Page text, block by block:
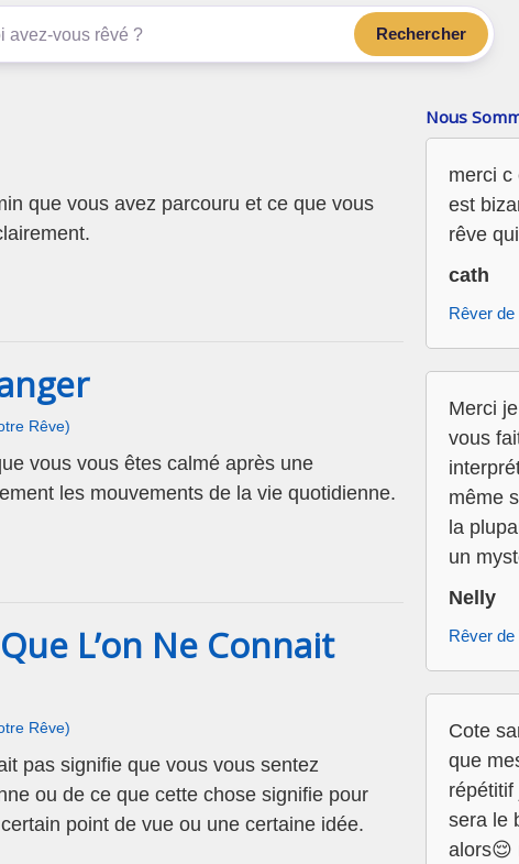
Rechercher
que vous avez parcouru et ce que vous
Rêve)
vous vous êtes calmé après une
les mouvements de la vie quotidienne.
L’on Ne Connait
Rêve)
pas signifie que vous vous sentez
ou de ce que cette chose signifie pour
point de vue ou une certaine idée.
Nous
merci c
est
rêve
cath
Rêver de
Merci
vous
même
la
un
Nelly
Rêver de
Cote
que
répétitif
sera le
alors😌